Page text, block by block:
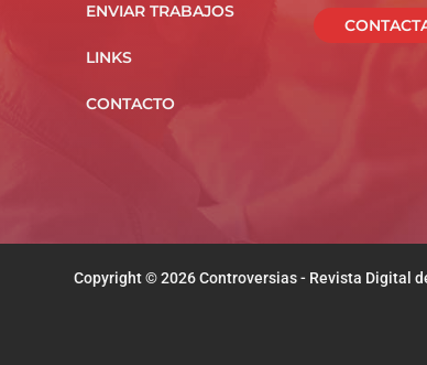
ENVIAR TRABAJOS
LINKS
CONTACTO
Copyright © 2026 Controversias - Revista Digital